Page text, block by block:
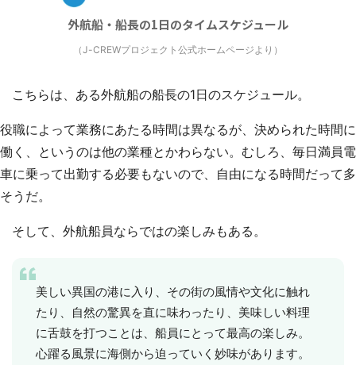
外航船・船長の1日のタイムスケジュール
（J-CREWプロジェクト公式ホームページより）
こちらは、ある外航船の船長の1日のスケジュール。
役職によって業務にあたる時間は異なるが、決められた時間に
働く、というのは他の業種とかわらない。むしろ、毎日満員電
車に乗って出勤する必要もないので、自由になる時間だって多
そうだ。
そして、外航船員ならではの楽しみもある。
美しい異国の港に入り、その街の風情や文化に触れ
たり、自然の驚異を直に味わったり、美味しい料理
に舌鼓を打つことは、船員にとって最高の楽しみ。
心躍る風景に海側から迫っていく妙味があります。